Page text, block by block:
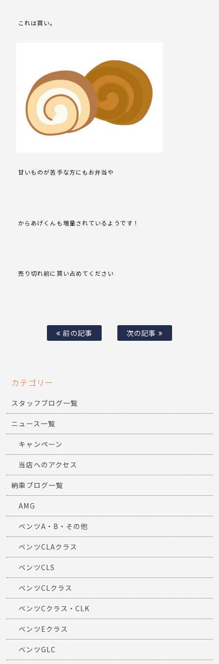
これは買い。
甘いものが苦手な方にもお弁当や
からあげくんも増量されているようです！
売り切れ前に買い占めてください
前の記事 次の記事
カテゴリー
スタッフブログ一覧
ニュース一覧
キャンペーン
当店へのアクセス
納車ブログ一覧
AMG
ベンツA・B・その他
ベンツCLAクラス
ベンツCLS
ベンツCLクラス
ベンツCクラス・CLK
ベンツEクラス
ベンツGLC